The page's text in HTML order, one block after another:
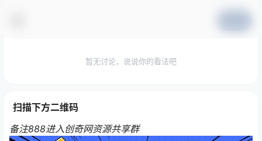
暂无讨论，说说你的看法吧
扫描下方二维码
备注888进入创奇网资源共享群